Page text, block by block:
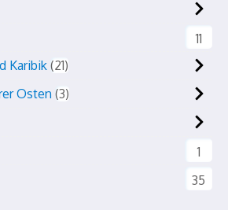
11
Karibik 21
Osten 3
1
35